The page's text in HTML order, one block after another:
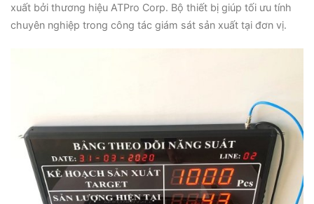
xuất bởi thương hiệu ATPro Corp. Bộ thiết bị giúp tối ưu tính
chuyên nghiệp trong công tác giám sát sản xuất tại đơn vị.